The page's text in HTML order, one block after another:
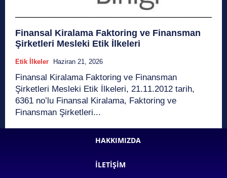
Finansal Kiralama Faktoring ve Finansman
Şirketleri Mesleki Etik İlkeleri
Etik İlkeler Haziran 21, 2026
Finansal Kiralama Faktoring ve Finansman
Şirketleri Mesleki Etik İlkeleri, 21.11.2012 tarih,
6361 no’lu Finansal Kiralama, Faktoring ve
Finansman Şirketleri...
HAKKIMIZDA
İLETIŞIM